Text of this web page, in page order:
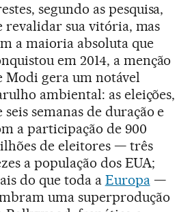
segundo as pesquisa,
revalidar sua vitória, mas
a maioria absoluta que
em 2014, a menção
Modi gera um notável
ambiental: as eleições,
seis semanas de duração e
a participação de 900
de eleitores — três
a população dos EUA;
do que toda a Europa—
uma superprodução